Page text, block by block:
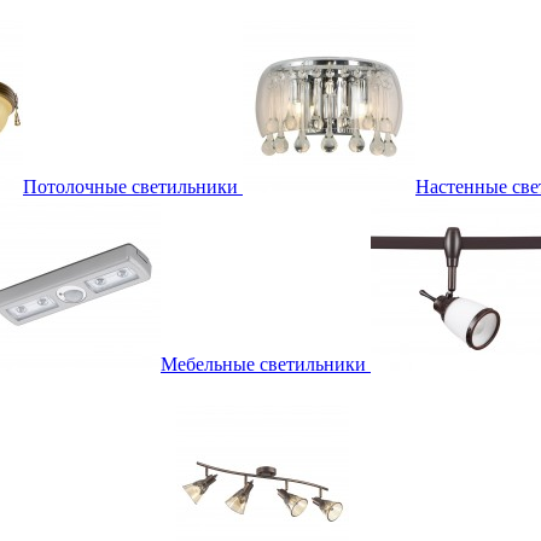
Потолочные светильники Настенные
Мебельные светильники